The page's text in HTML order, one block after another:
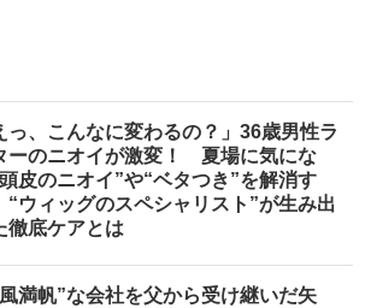
っ、こんなに変わるの？」36歳男性ラ
ーのニオイが激変！ 夏場に気にな
皮のニオイ”や“ベタつき”を解消す
“ウィッグのスペシャリスト”が生み出
徹底ケアとは
満帆”な会社を父から受け継いだ矢